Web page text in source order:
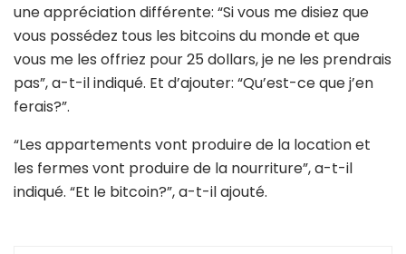
une appréciation différente: “Si vous me disiez que
vous possédez tous les bitcoins du monde et que
vous me les offriez pour 25 dollars, je ne les prendrais
pas”, a-t-il indiqué. Et d’ajouter: “Qu’est-ce que j’en
ferais?”.
“Les appartements vont produire de la location et
les fermes vont produire de la nourriture”, a-t-il
indiqué. “Et le bitcoin?”, a-t-il ajouté.